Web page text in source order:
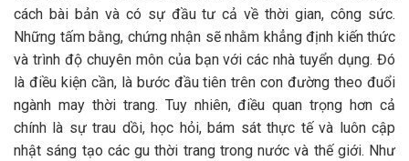
cách bài bản và có sự đầu tư cả về thời gian, công sức.
Những tấm bằng, chứng nhận sẽ nhằm khẳng định kiến thức
và trình độ chuyên môn của bạn với các nhà tuyển dụng. Đó
là điều kiện cần, là bước đầu tiên trên con đường theo đuổi
ngành may thời trang. Tuy nhiên, điều quan trọng hơn cả
chính là sự trau dồi, học hỏi, bám sát thực tế và luôn cập
nhật sáng tạo các gu thời trang trong nước và thế giới. Như